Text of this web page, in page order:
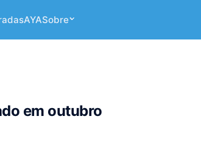
AYASobre
em outubro